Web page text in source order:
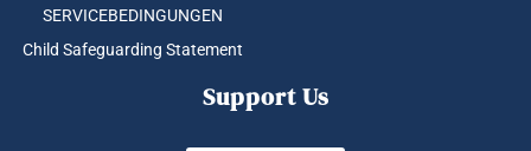
SERVICEBEDINGUNGEN
Child Safeguarding Statement
Support Us